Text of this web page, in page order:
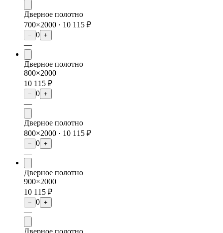
Дверное полотно
700×2000 · 10 115 ₽
− 0 +
—
Дверное полотно
800×2000
10 115 ₽
− 0 +
—
Дверное полотно
800×2000 · 10 115 ₽
− 0 +
—
Дверное полотно
900×2000
10 115 ₽
− 0 +
—